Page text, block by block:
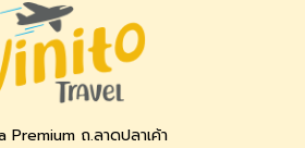
Premium ถ.ลาดปลาเค้า